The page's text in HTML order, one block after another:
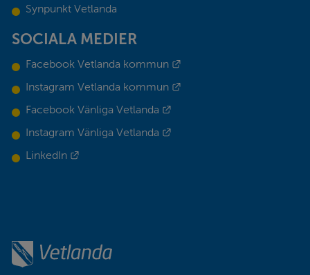
Synpunkt Vetlanda
SOCIALA MEDIER
Facebook Vetlanda kommun
Instagram Vetlanda kommun
Facebook Vänliga Vetlanda
Instagram Vänliga Vetlanda
LinkedIn